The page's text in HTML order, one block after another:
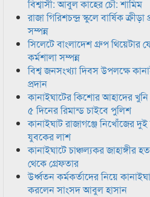
বিশ্বাসী: আবুল কাহের চৌ: শামিম
রাজা গিরিশচন্দ্র স্কুলে বার্ষিক
সম্পন্ন
সিলেটে বাংলাদেশ গ্রুপ থিয়েটার
কর্মশালা সম্পন্ন
বিশ্ব জনসংখ্যা দিবস উপলক্ষে
প্রদান
কানাইঘাটের কিশোর আহাদের
৫ দিনের রিমান্ড চাইবে পুলিশ
কানাইঘাট রাজাগঞ্জে নিখোঁজের
যুবকের লাশ
কানাইঘাটে চাঞ্চল্যকর জাহাঙ্গীর
থেকে গ্রেফতার
উর্ধ্বতন কর্মকর্তাদের নিয়ে
করলেন সাংসদ আবুল হাসান